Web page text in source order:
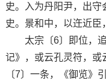
史。入为丹阳尹，出
史。景和中，以迕近臣
太宗〔6〕即位，追
记》，或云孔灵符，或
〔7〕一条，《御览》